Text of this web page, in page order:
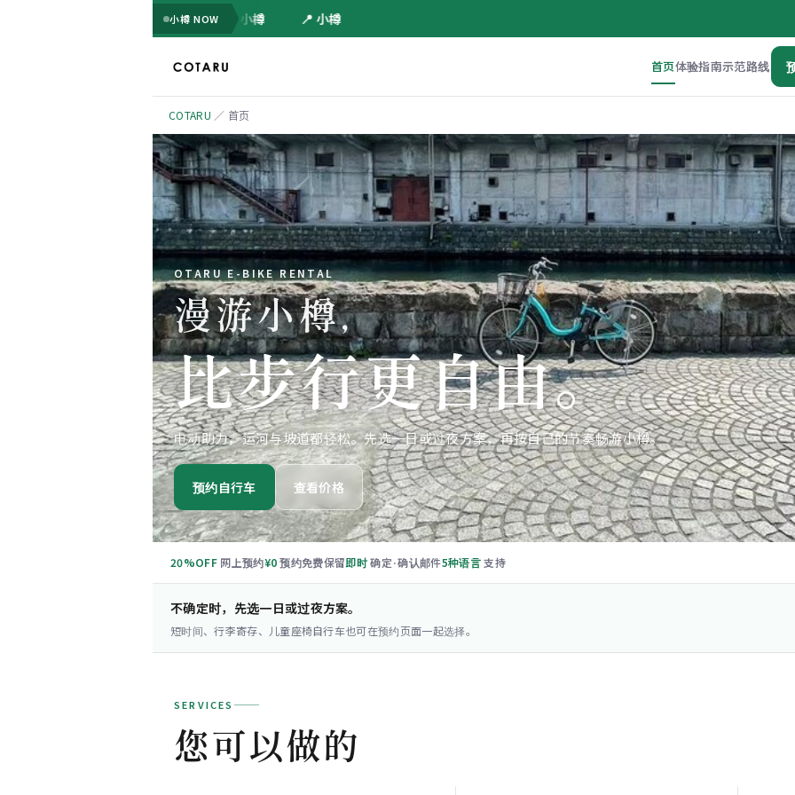
小樽 NOW 📍 小樽 📍 小樽
首页体验指南示范路线
COTARU ／ 首页
OTARU E-BIKE RENTAL
漫游小樽，
比步行更自由。
电动助力，运河与坡道都轻松。先选一日或过夜方案，再按自己的节奏畅游小樽。
预约自行车 查看价格
20%OFF网上预约¥0预约免费保留即时确定·确认邮件5种语言支持
不确定时，先选一日或过夜方案。
短时间、行李寄存、儿童座椅自行车也可在预约页面一起选择。
SERVICES
您可以做的